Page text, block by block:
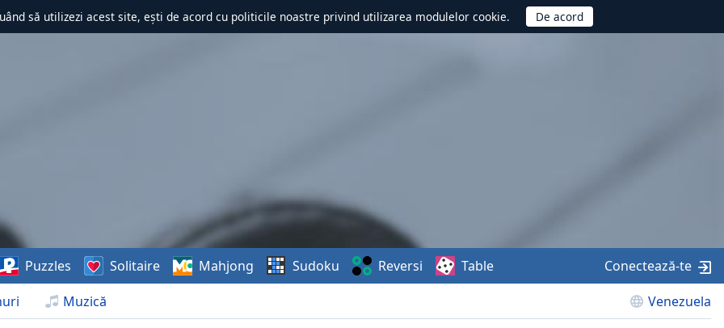
să utilizezi acest site, ești de acord cu politicile noastre privind utilizarea modulelor cookie.
Muzică Venezuela
Puzzles Solitaire Mahjong Sudoku Reversi Table Conectează-te